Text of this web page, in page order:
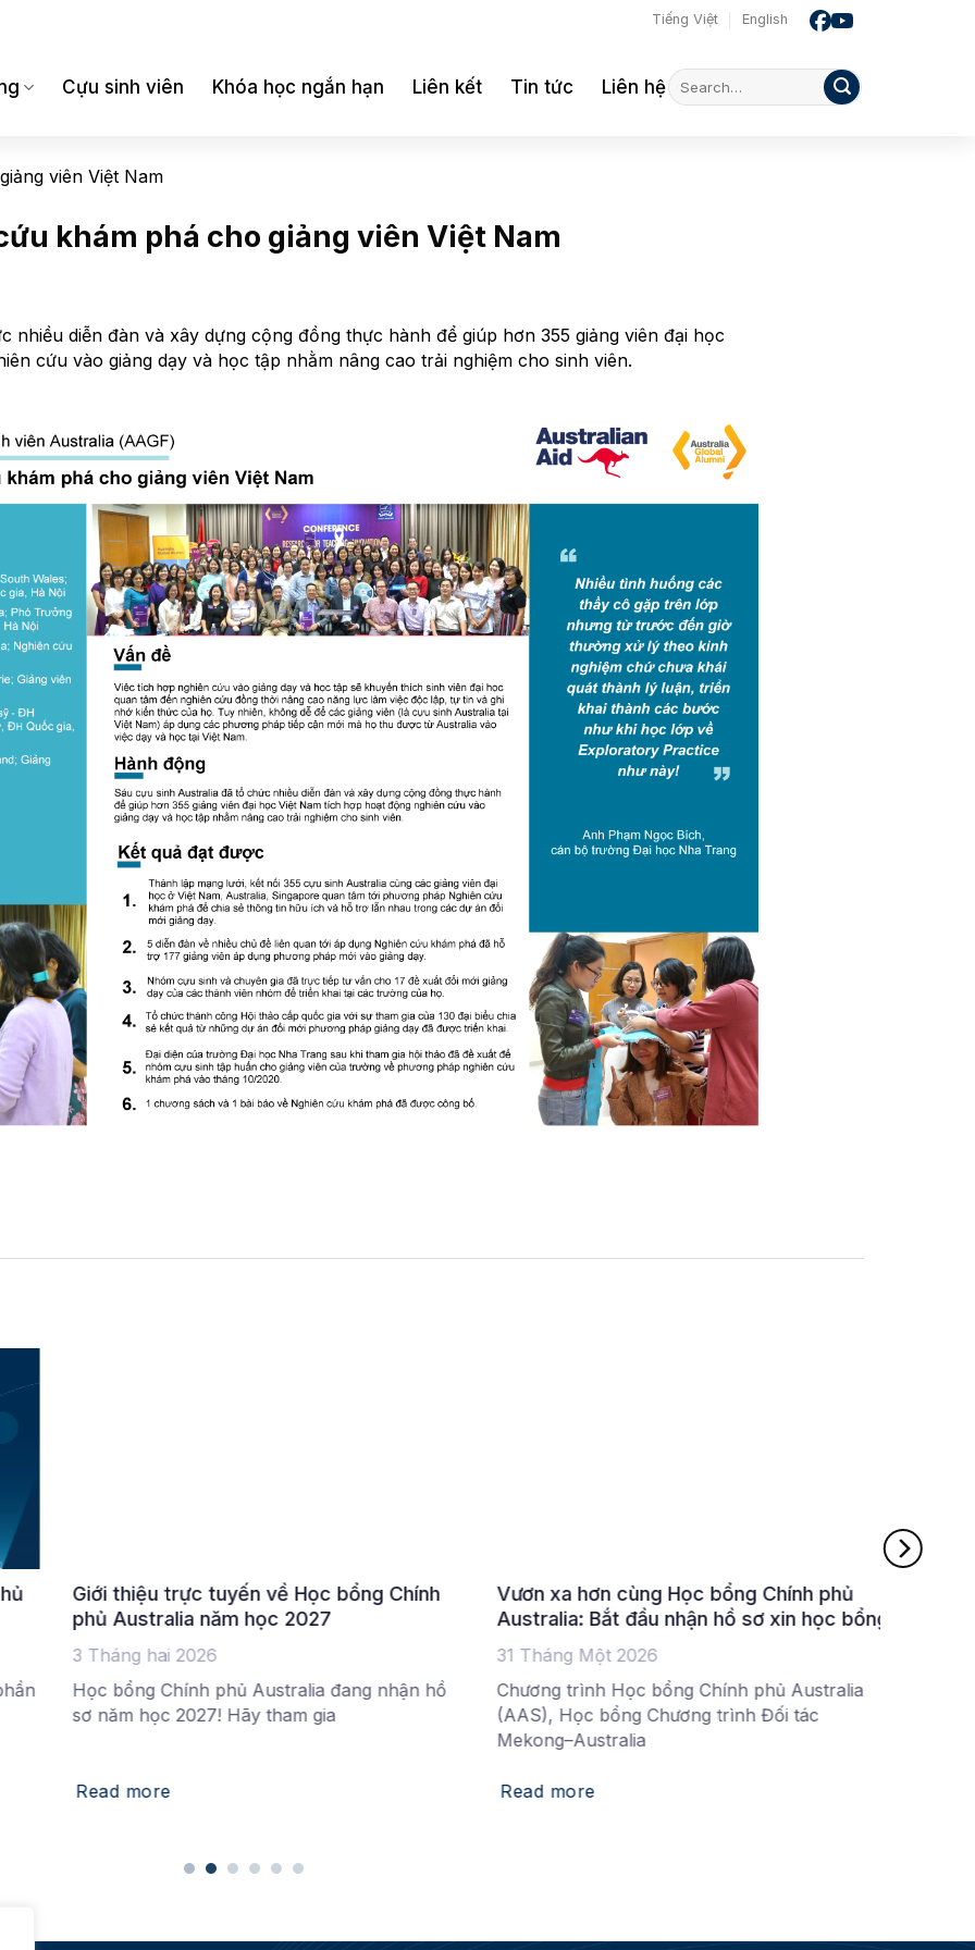
Tiếng Việt English
Cựu sinh viên Khóa học ngắn hạn Liên kết Tin tức Liên hệ
viên Việt Nam
khám phá cho giảng viên Việt Nam
nhiều diễn đàn và xây dựng cộng đồng thực hành để giúp hơn 355 giảng viên đại học
cứu vào giảng dạy và học tập nhằm nâng cao trải nghiệm cho sinh viên.
trợ
Cựu sinh Học bổng Chính phủ Australia trở
về thúc đẩy sự phát triển của Việt Nam
27 Tháng hai 2025
Hội thảo Hòa nhập và Lễ Chào mừng dành
cho gần 80 cựu sinh Học
Read more
Học bổng Chính phủ Australia niên khóa
2026 (học kỳ 2) bắt đầu nhận hồ sơ
1 Tháng hai 2025
Học bổng Chính phủ Australia niên khóa 2026
nhập học từ tháng 06/2026 dựa trên
Read more